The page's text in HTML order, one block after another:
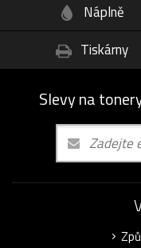
Náplně
Tiskárny
Slevy na